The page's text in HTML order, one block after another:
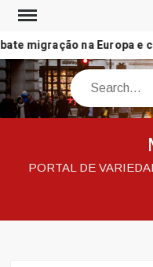
Skip
content
migração na Europa e
Search
PORTAL DE